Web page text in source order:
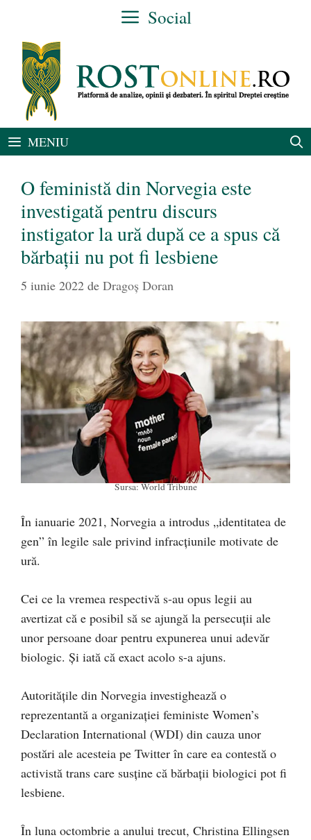
conținut
Social
MENIU
O feministă din Norvegia este
investigată pentru discurs
instigator la ură după ce a spus că
bărbații nu pot fi lesbiene
5 iunie 2022 de Dragoș Doran
Sursa: World Tribune
În ianuarie 2021, Norvegia a introdus „identitatea de
gen” în legile sale privind infracțiunile motivate de
ură.
Cei ce la vremea respectivă s-au opus legii au
avertizat că e posibil să se ajungă la persecuții ale
unor persoane doar pentru expunerea unui adevăr
biologic. Și iată că exact acolo s-a ajuns.
Autoritățile din Norvegia investighează o
reprezentantă a organizației feministe Women’s
Declaration International (WDI) din cauza unor
postări ale acesteia pe Twitter în care ea contestă o
activistă trans care susține că bărbații biologici pot fi
lesbiene.
În luna octombrie a anului trecut, Christina Ellingsen